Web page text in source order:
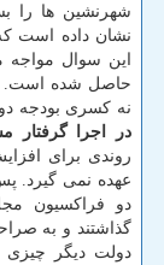
شهرنشین ها را
نشان داده است
این سوال
حاصل شده است.
نه كسری بودجه
در اجرا گرفتار
روندی برای
عهده نمی گیرد.
دو فراكسیون
گذاشتند و به
دولت دیگر چیزی